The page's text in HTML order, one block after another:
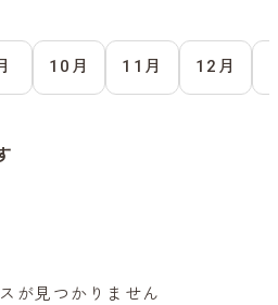
10月 11月 12月
が見つかりません